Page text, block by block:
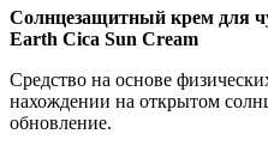
Солнцезащитный крем для
Earth Cica Sun Cream
Средство на основе
нахождении на открытом
обновление.